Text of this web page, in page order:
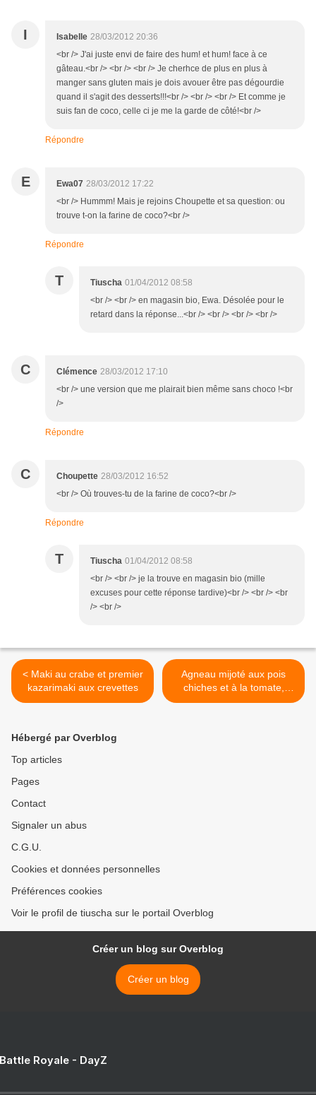
I Isabelle 28/03/2012 20:36
<br /> J'ai juste envi de faire des hum! et hum! face à ce
gâteau.<br /> <br /> <br /> Je cherhce de plus en plus à
manger sans gluten mais je dois avouer être pas dégourdie
quand il s'agit des desserts!!!<br /> <br /> <br /> Et comme je
suis fan de coco, celle ci je me la garde de côté!<br />
Répondre
E Ewa07 28/03/2012 17:22
<br /> Hummm! Mais je rejoins Choupette et sa question: ou
trouve t-on la farine de coco?<br />
Répondre
T Tiuscha 01/04/2012 08:58
<br /> <br /> en magasin bio, Ewa. Désolée pour le
retard dans la réponse...<br /> <br /> <br /> <br />
C Clémence 28/03/2012 17:10
<br /> une version que me plairait bien même sans choco !<br
/>
Répondre
C Choupette 28/03/2012 16:52
<br /> Où trouves-tu de la farine de coco?<br />
Répondre
T Tiuscha 01/04/2012 08:58
<br /> <br /> je la trouve en magasin bio (mille
excuses pour cette réponse tardive)<br /> <br /> <br
/> <br />
< Maki au crabe et premier
kazarimaki aux crevettes
Agneau mijoté aux pois
chiches et à la tomate,
comme un Khoresh
Hébergé par Overblog
Top articles
Pages
Contact
Signaler un abus
C.G.U.
Cookies et données personnelles
Préférences cookies
Voir le profil de tiuscha sur le portail Overblog
Créer un blog sur Overblog
Créer un blog
Royale - DayZ